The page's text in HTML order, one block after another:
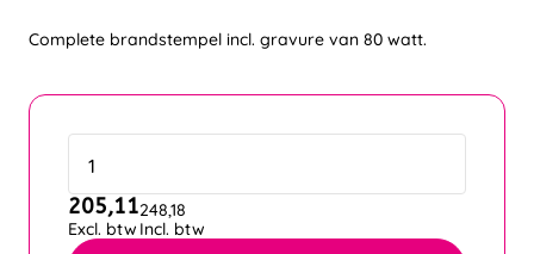
Complete brandstempel incl. gravure van 80 watt.
205,11
Excl. btw
248,18
Incl. btw